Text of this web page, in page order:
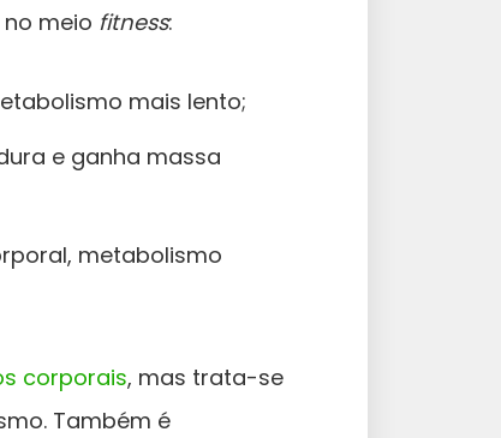
meio fitness:
mais lento;
e ganha massa
metabolismo
corporais, mas trata-se
Também é